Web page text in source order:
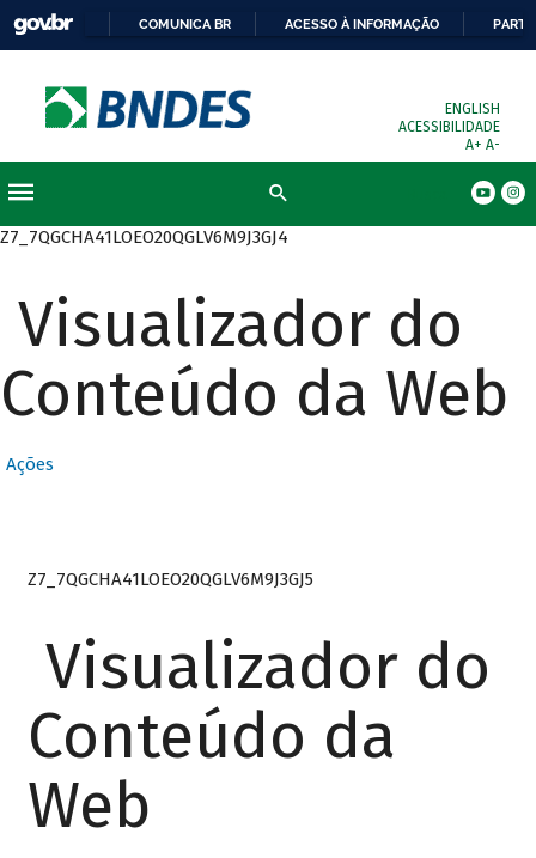
COMUNICA BR ACESSO À INFORMAÇÃO
ENGLISH
ACESSIBILIDADE
A+ A-
Z7_7QGCHA41LOEO20QGLV6M9J3GJ4
Visualizador do
Conteúdo da Web
Ações
Z7_7QGCHA41LOEO20QGLV6M9J3GJ5
Visualizador do
Conteúdo da
Web